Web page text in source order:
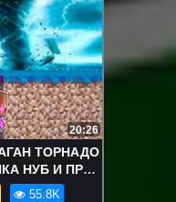
20:26
ТОРНАДО
НУБ И ПРО
55.8K